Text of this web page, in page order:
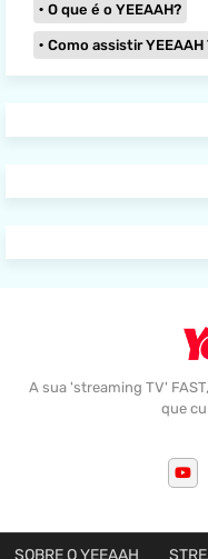
O que é o YEEAAH?
Como assistir YEEAAH
A sua 'streaming TV'
que
SOBRE O YEEAAH